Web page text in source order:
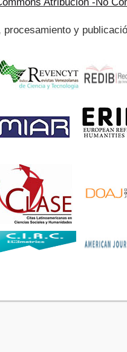
procesamiento y